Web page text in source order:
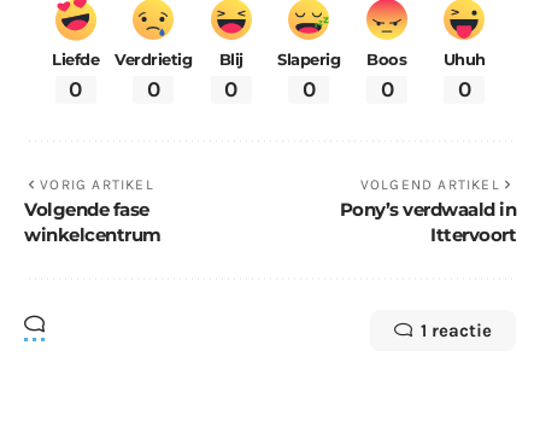
Liefde
0
Verdrietig
0
Blij
0
Slaperig
0
Boos
0
Uhuh
0
VORIG ARTIKEL
Volgende fase
winkelcentrum
VOLGEND ARTIKEL
Pony’s verdwaald in
Ittervoort
1 reactie